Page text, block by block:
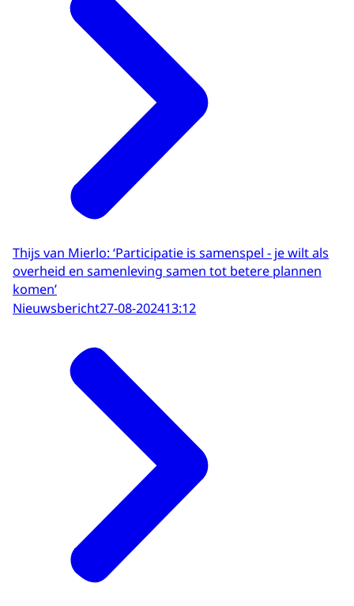
Thijs van Mierlo: ‘Participatie is samenspel - je wilt als
overheid en samenleving samen tot betere plannen
komen’
Nieuwsbericht27-08-202413:12